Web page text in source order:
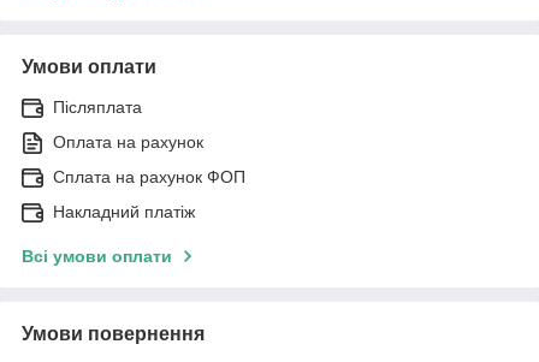
Умови оплати
Післяплата
Оплата на рахунок
Сплата на рахунок ФОП
Накладний платіж
Всі умови оплати
Умови повернення